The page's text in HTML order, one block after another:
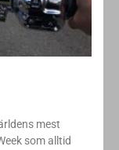
mest
som alltid